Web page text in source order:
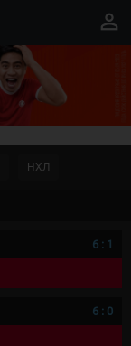
perm_identity
НХЛ
6 : 1
6 : 0